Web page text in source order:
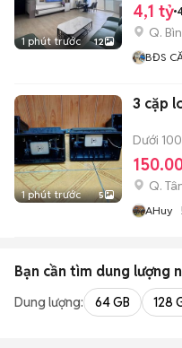
1 phút trước 12
4,1 tỷ
Q.
BĐS
1 phút trước 5
3 cặp
Dưới
Q.
AHuy
Bạn cần tìm dung lượng
Dung lượng: 64 GB 128